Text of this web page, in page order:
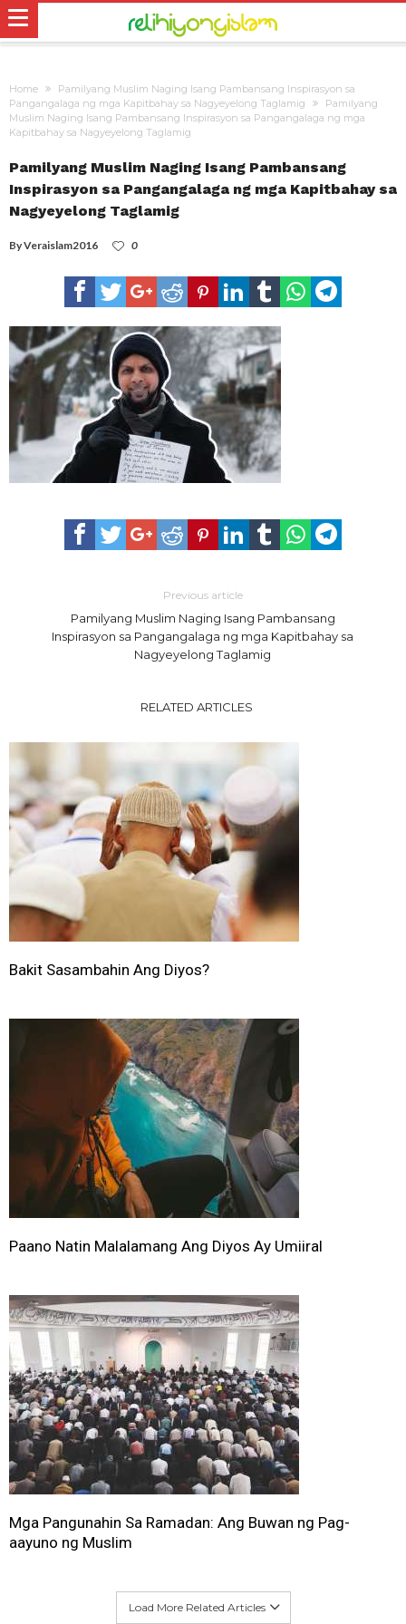
Home
Pamilyang Muslim Naging Isang Pambansang Inspirasyon sa
Pangangalaga ng mga Kapitbahay sa Nagyeyelong Taglamig
Pamilyang
Muslim Naging Isang Pambansang Inspirasyon sa Pangangalaga ng mga
Kapitbahay sa Nagyeyelong Taglamig
Pamilyang Muslim Naging Isang Pambansang
Inspirasyon sa Pangangalaga ng mga Kapitbahay sa
Nagyeyelong Taglamig
ByVeraislam2016 0
Previous article
Pamilyang Muslim Naging Isang Pambansang
Inspirasyon sa Pangangalaga ng mga Kapitbahay sa
Nagyeyelong Taglamig
RELATED ARTICLES
Bakit Sasambahin Ang Diyos?
Paano Natin Malalamang Ang Diyos Ay Umiiral
Mga Pangunahin Sa Ramadan: Ang Buwan ng Pag-
aayuno ng Muslim
Load More Related Articles